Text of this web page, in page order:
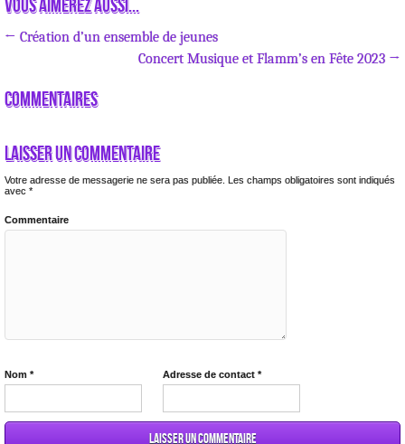
Vous aimerez aussi...
← Création d’un ensemble de jeunes
Concert Musique et Flamm’s en Fête 2023 →
Commentaires
Laisser un commentaire
Votre adresse de messagerie ne sera pas publiée. Les champs obligatoires sont indiqués
avec *
Commentaire
Nom * Adresse de contact *